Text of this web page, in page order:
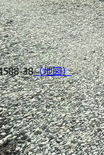
38（地図）